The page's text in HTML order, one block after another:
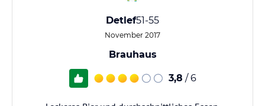
Detlef51-55
November 2017
Brauhaus
3,8 / 6